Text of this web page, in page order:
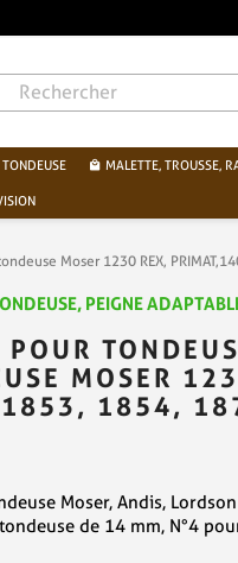
MALETTE, TROUSSE,
Moser 1230 REX,
PEIGNE
POUR
MOSER
1854,
Moser, Andis, Lordson
de 14 mm, N°4